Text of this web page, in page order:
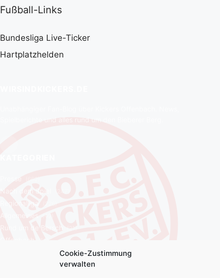
Cookie-Zustimmung
verwalten
Fußball-Links
Bundesliga Live-Ticker
Hartplatzhelden